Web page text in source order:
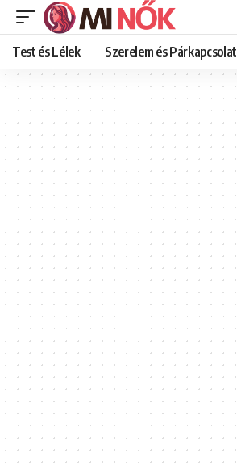
Test és Lélek Szerelem és Párkapcsolat